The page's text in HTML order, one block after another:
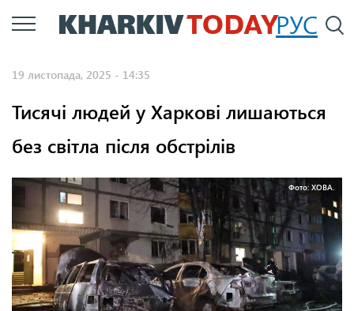
Перейти
до
РУС
19 листопада, 2025 - 14:35
Тисячі людей у Харкові лишаються
без світла після обстрілів
Фото: ХОВА.